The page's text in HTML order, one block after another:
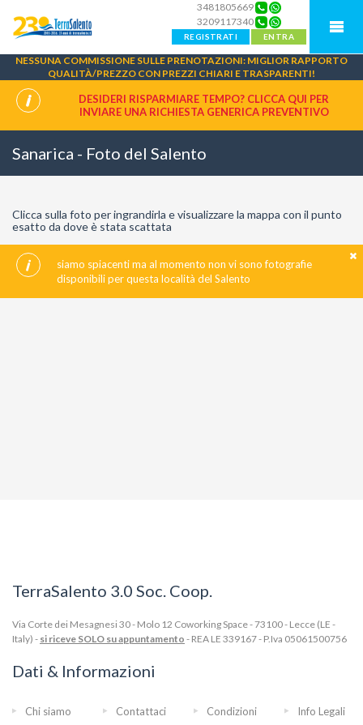
3481805669
3209117340
REGISTRATI ENTRA
NESSUNA COMMISSIONE SULLE PRENOTAZIONI: MIGLIOR RAPPORTO
QUALITÀ/PREZZO CON PREZZI CHIARI E TRASPARENTI!
DESIDERI RISPARMIARE TEMPO? CLICCA QUI PER
INVIARE UNA RICHIESTA GENERICA PREVENTIVO
Sanarica - Foto del Salento
Clicca sulla foto per ingrandirla e visualizzare la mappa con il punto
esatto da dove è stata scattata
siamo spiacenti ma al momento non vi sono fotografie
disponibili per questa località del Salento
TerraSalento 3.0 Soc. Coop.
Via Corte dei Mesagnesi 30 - Molo 12 Coworking Space - 73100 - Lecce (LE -
Italy) - si riceve SOLO su appuntamento - REA LE 339167 - P.Iva 05061500756
Dati & Informazioni
Chi siamo Contattaci Condizioni Info Legali